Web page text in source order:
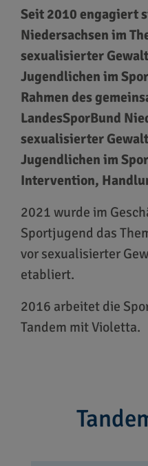
Seit 2010 engagiert
Niedersachsen im
sexualisierter
Jugendlichen im
Rahmen des
LandesSporBund
sexualisierter
Jugendlichen im
Intervention,
2021 wurde im
Sportjugend das
vor sexualisierter
etabliert.
2016 arbeitet die
Tandem mit Violetta.